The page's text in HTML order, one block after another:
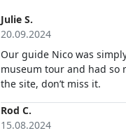
Julie S.
20.09.2024
Our guide Nico was
museum tour and had so
the site, don’t miss it.
Rod C.
15.08.2024